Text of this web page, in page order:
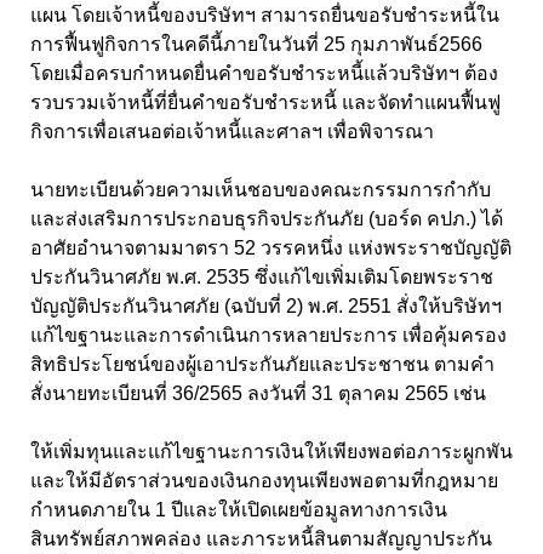
แผน โดยเจ้าหนี้ของบริษัทฯ สามารถยื่นขอรับชำระหนี้ใน
การฟื้นฟูกิจการในคดีนี้ภายในวันที่ 25 กุมภาพันธ์2566
โดยเมื่อครบกำหนดยื่นคำขอรับชำระหนี้แล้วบริษัทฯ ต้อง
รวบรวมเจ้าหนี้ที่ยื่นคำขอรับชำระหนี้ และจัดทำแผนฟื้นฟู
กิจการเพื่อเสนอต่อเจ้าหนี้และศาลฯ เพื่อพิจารณา
นายทะเบียนด้วยความเห็นชอบของคณะกรรมการกำกับ
และส่งเสริมการประกอบธุรกิจประกันภัย (บอร์ด คปภ.) ได้
อาศัยอำนาจตามมาตรา 52 วรรคหนึ่ง แห่งพระราชบัญญัติ
ประกันวินาศภัย พ.ศ. 2535 ซึ่งแก้ไขเพิ่มเติมโดยพระราช
บัญญัติประกันวินาศภัย (ฉบับที่ 2) พ.ศ. 2551 สั่งให้บริษัทฯ
แก้ไขฐานะและการดำเนินการหลายประการ เพื่อคุ้มครอง
สิทธิประโยชน์ของผู้เอาประกันภัยและประชาชน ตามคำ
สั่งนายทะเบียนที่ 36/2565 ลงวันที่ 31 ตุลาคม 2565 เช่น
ให้เพิ่มทุนและแก้ไขฐานะการเงินให้เพียงพอต่อภาระผูกพัน
และให้มีอัตราส่วนของเงินกองทุนเพียงพอตามที่กฎหมาย
กำหนดภายใน 1 ปีและให้เปิดเผยข้อมูลทางการเงิน
สินทรัพย์สภาพคล่อง และภาระหนี้สินตามสัญญาประกัน